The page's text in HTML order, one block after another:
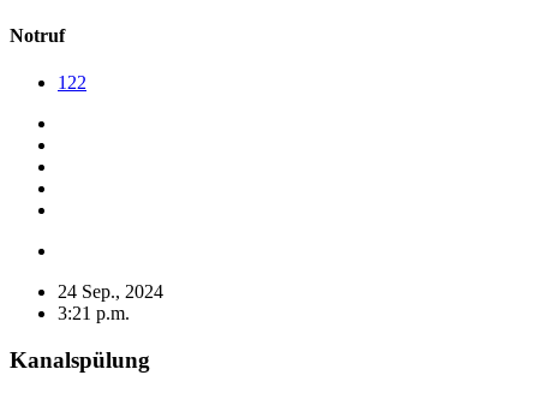
Notruf
122
24 Sep., 2024
3:21 p.m.
Kanalspülung